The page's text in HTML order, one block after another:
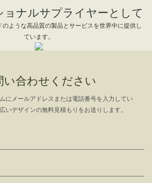
ョナルサプライヤーとして
ような高品質の製品とサービスを世界中に提供し
ています。
い合わせください
にメールアドレスまたは電話番号を入力してい
いデザインの無料見積もりをお送りします。